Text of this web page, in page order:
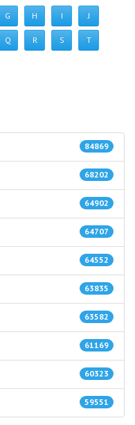
G H I J
Q R S T
84869
68202
64902
64707
64552
63835
63582
61169
60323
59551